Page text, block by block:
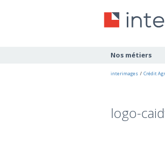
Nos métiers
interimages / Crédit
logo-